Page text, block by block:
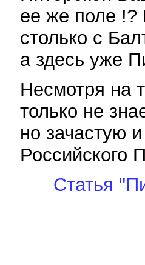
ее же поле !?
столько с
а здесь уже
Несмотря на
только не
но зачастую
Российского
Статья